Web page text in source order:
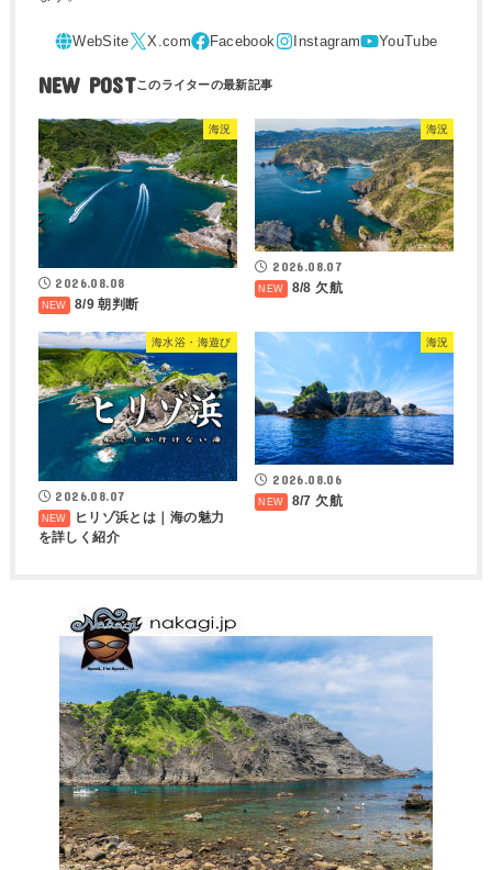
NEW POST
海況
2026.08.08
8/9 朝判断
海況
2026.08.07
8/8 欠航
海水浴・海遊び
2026.08.07
ヒリゾ浜とは｜海の魅力
を詳しく紹介
海況
2026.08.06
8/7 欠航